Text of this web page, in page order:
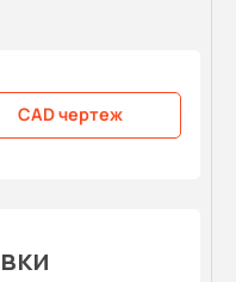
CAD чертеж